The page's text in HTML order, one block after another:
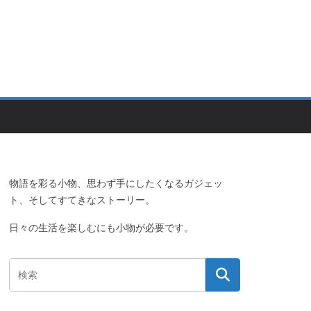
物語を彩る小物、思わず手にしたくなるガジェッ
ト、そしてすてきなストーリー。
日々の生活を楽しむにも小物が必要です。